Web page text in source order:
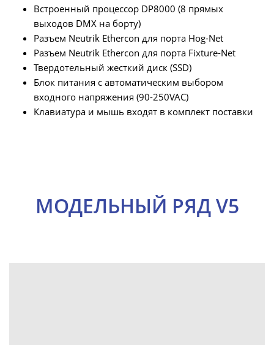
Встроенный процессор DP8000 (8 прямых
выходов DMX на борту)
Разъем Neutrik Ethercon для порта Hog-Net
Разъем Neutrik Ethercon для порта Fixture-Net
Твердотельный жесткий диск (SSD)
Блок питания с автоматическим выбором
входного напряжения (90-250VAC)
Клавиатура и мышь входят в комплект поставки
МОДЕЛЬНЫЙ РЯД V5